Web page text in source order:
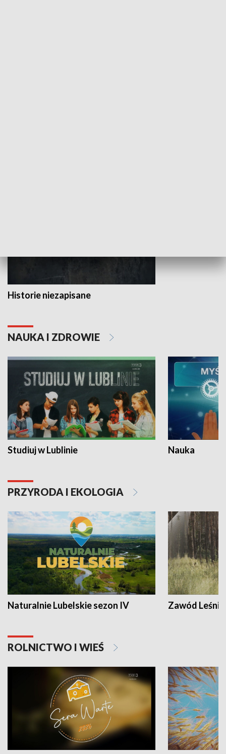
Historie niezapisane
NAUKA I ZDROWIE
Studiuj w Lublinie Nauka
PRZYRODA I EKOLOGIA
Naturalnie Lubelskie sezon IV Zawód Leśnik
ROLNICTWO I WIEŚ